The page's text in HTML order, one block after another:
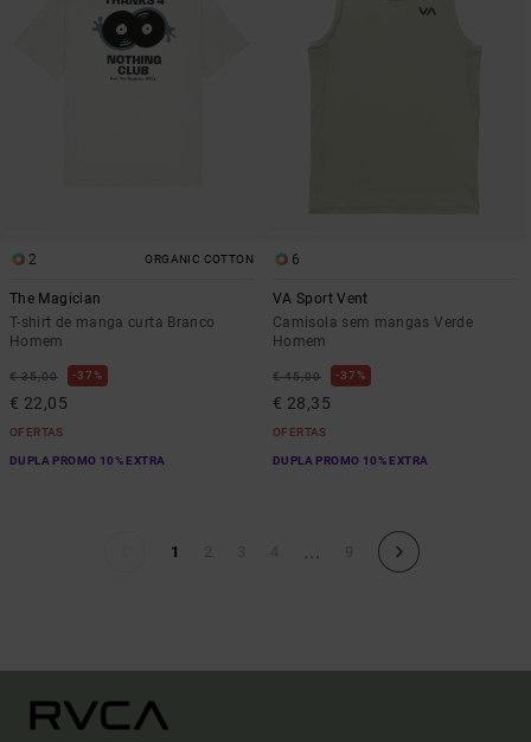
2 ORGANIC COTTON
The Magician
T-shirt de manga curta Branco
Homem
€ 35,00 37%
€ 22,05
OFERTAS
DUPLA PROMO 10% EXTRA
6
VA Sport Vent
Camisola sem mangas Verde
Homem
€ 45,00 37%
€ 28,35
OFERTAS
DUPLA PROMO 10% EXTRA
1 ...